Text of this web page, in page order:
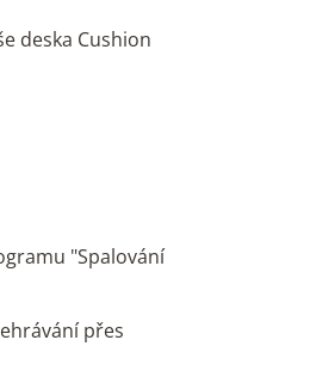
deska Cushion
"Spalování
přes